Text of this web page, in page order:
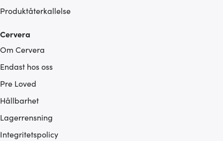
Produktåterkallelse
Cervera
Om Cervera
Endast hos oss
Pre Loved
Hållbarhet
Lagerrensning
Integritetspolicy